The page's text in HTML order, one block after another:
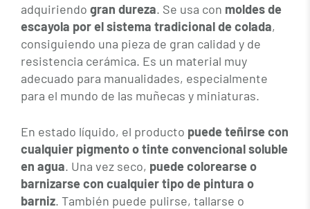
adquiriendo gran dureza. Se usa con moldes de
escayola por el sistema tradicional de colada,
consiguiendo una pieza de gran calidad y de
resistencia cerámica. Es un material muy
adecuado para manualidades, especialmente
para el mundo de las muñecas y miniaturas.
En estado líquido, el producto puede teñirse con
cualquier pigmento o tinte convencional soluble
en agua. Una vez seco, puede colorearse o
barnizarse con cualquier tipo de pintura o
barniz. También puede pulirse, tallarse o